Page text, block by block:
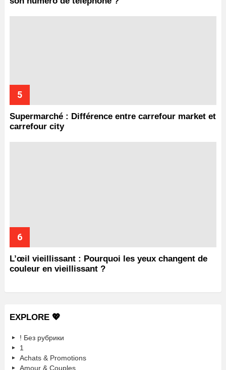
Supermarché : Différence entre carrefour market et
carrefour city
L’œil vieillissant : Pourquoi les yeux changent de
couleur en vieillissant ?
EXPLORE 💖
! Без рубрики
1
Achats & Promotions
Amour & Couples